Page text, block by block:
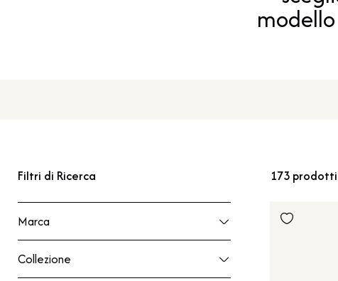
Filtri di Ricerca
Marca
Marca
Collezione
Collezione
173prodotti